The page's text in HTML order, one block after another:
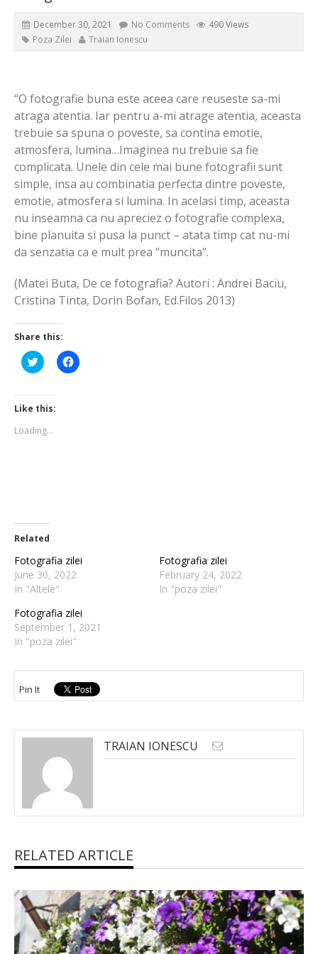
December 30, 2021 No Comments
490 Views
Poza Zilei
Traian Ionescu
“O fotografie buna este aceea care reuseste sa-mi
atraga atentia. Iar pentru a-mi atrage atentia, aceasta
trebuie sa spuna o poveste, sa contina emotie,
atmosfera, lumina…Imaginea nu trebuie sa fie
complicata. Unele din cele mai bune fotografii sunt
simple, insa au combinatia perfecta dintre poveste,
emotie, atmosfera si lumina. In acelasi timp, aceasta
nu inseamna ca nu apreciez o fotografie complexa,
bine planuita si pusa la punct – atata timp cat nu-mi
da senzatia ca e mult prea “muncita”.
(Matei Buta, De ce fotografia? Autori : Andrei Baciu,
Cristina Tinta, Dorin Bofan, Ed.Filos 2013)
Share this:
Click
to
Twitter
(Opens
in
window)
Click
to
Like this:
Loading...
Related
Fotografia zilei
June 30, 2022
In "Altele"
Fotografia zilei
February 24, 2022
In "poza zilei"
Fotografia zilei
September 1, 2021
In "poza zilei"
Pin It
TRAIAN IONESCU
RELATED ARTICLE